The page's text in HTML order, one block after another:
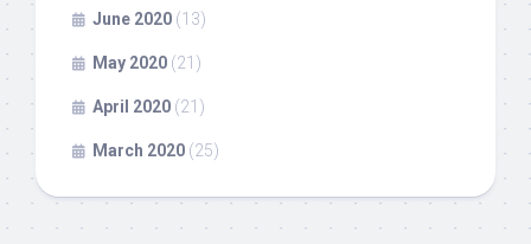
June 2020 (13)
May 2020 (21)
April 2020 (21)
March 2020 (25)